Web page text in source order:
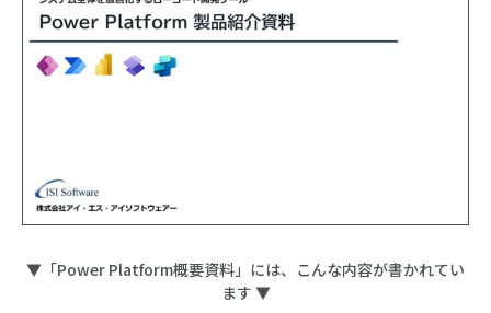
▼「Power Platform概要資料」には、こんな内容が書かれてい
ます ▼